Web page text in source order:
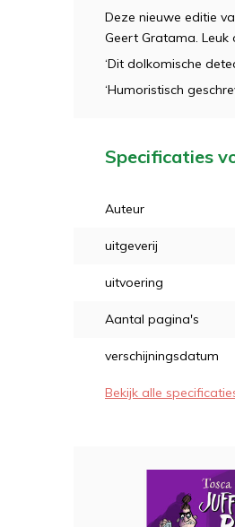
Deze nieuwe editie
Geert Gratama.
‘Dit dolkomische
‘Humoristisch
Specificaties
Auteur
uitgeverij
uitvoering
Aantal pagina's
verschijningsdatum
Bekijk alle